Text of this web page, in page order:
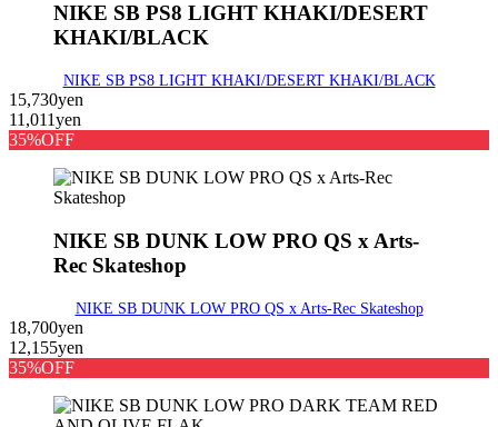
NIKE SB PS8 LIGHT KHAKI/DESERT
KHAKI/BLACK
NIKE SB PS8 LIGHT KHAKI/DESERT KHAKI/BLACK
15,730yen
11,011yen
35%OFF
NIKE SB DUNK LOW PRO QS x Arts-
Rec Skateshop
NIKE SB DUNK LOW PRO QS x Arts-Rec Skateshop
18,700yen
12,155yen
35%OFF